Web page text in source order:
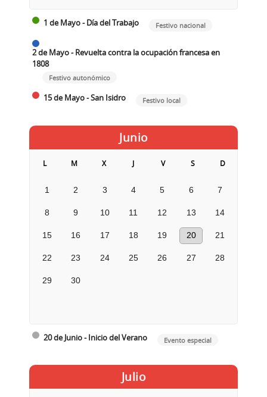
1 de Mayo - Día del Trabajo Festivo nacional
2 de Mayo - Revuelta contra la ocupación francesa en
1808
Festivo autonómico
15 de Mayo - San Isidro Festivo local
Junio
L M X J V S D
1 2 3 4 5 6 7
8 9 10 11 12 13 14
15 16 17 18 19 20 21
22 23 24 25 26 27 28
29 30
20 de Junio - Inicio del Verano Evento especial
Julio